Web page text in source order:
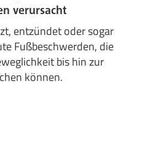
verursacht
entzündet oder sogar
Fußbeschwerden, die
bis hin zur
können.